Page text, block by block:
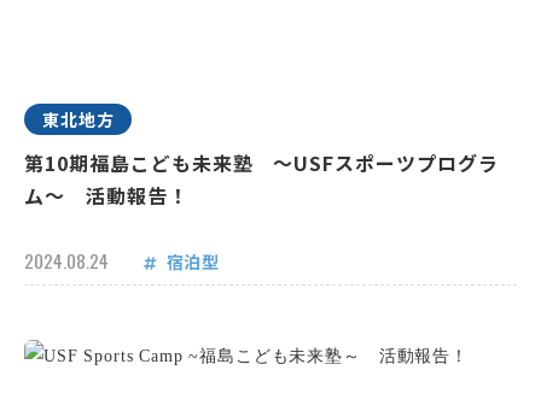
東北地方
第10期福島こども未来塾 ～USFスポーツプログラ
ム～ 活動報告！
2024.08.24 宿泊型